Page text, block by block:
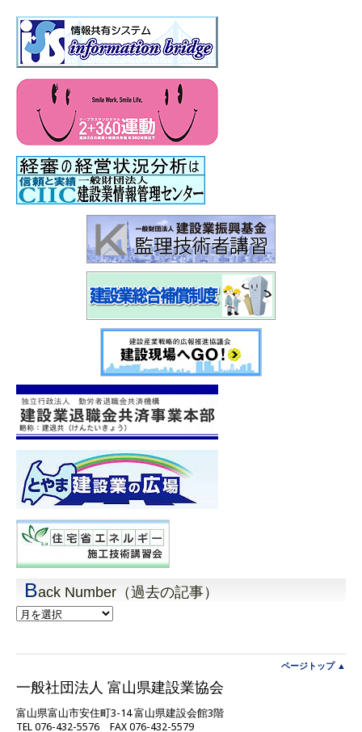
Back Number（過去の記事）
Back
Number（過
事）
ページトップ ▲
一般社団法人 富山県建設業協会
富山県富山市安住町3-14 富山県建設会館3階
TEL 076-432-5576 FAX 076-432-5579